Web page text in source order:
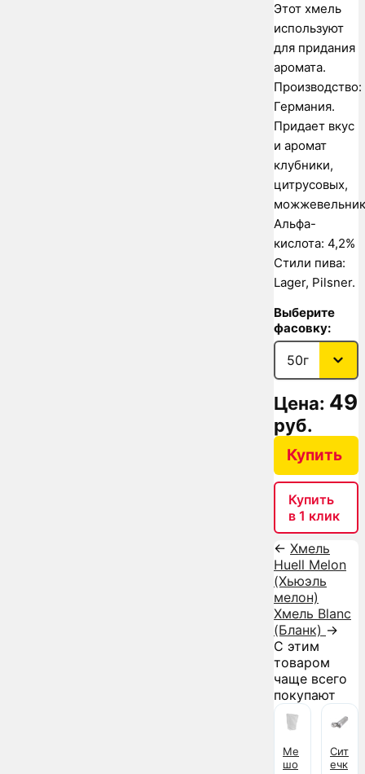
Этот хмель
используют
для придания
аромата.
Производство:
Германия.
Придает вкус
и аромат
клубники,
цитрусовых,
Альфа-
кислота: 4,2%
Стили пива:
Lager, Pilsner.
Выберите
фасовку:
Цена: 49
руб.
Купить
Купить
в 1 клик
← Хмель
Huell Melon
(Хьюэль
мелон)
Хмель Blanc
(Бланк) →
С этим
товаром
чаще всего
покупают
Ме
шо
Сит
ечк